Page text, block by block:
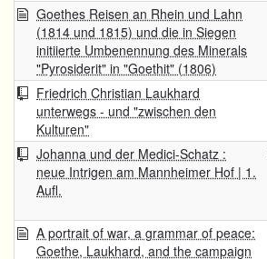
Goethes Reisen an Rhein und Lahn
(1814 und 1815) und die in Siegen
initiierte Umbenennung des Minerals
"Pyrosiderit" in "Goethit" (1806)
Friedrich Christian Laukhard
unterwegs - und "zwischen den
Kulturen"
Johanna und der Medici-Schatz :
neue Intrigen am Mannheimer Hof | 1.
Aufl.
A portrait of war, a grammar of peace:
Goethe, Laukhard, and the campaign